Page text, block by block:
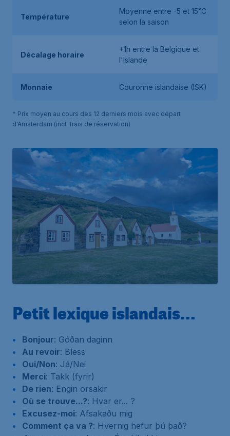
Température
Moyenne entre -5 et 15˚C
selon la saison
Décalage horaire
+1h entre la Belgique et
l'Islande
Monnaie Couronne islandaise (ISK)
* Prix moyen au cours des 12 derniers mois avec départ
d'Amsterdam (incl. frais de réservation)
Petit lexique islandais...
Bonjour: Góðan daginn
Au revoir: Bless
Oui/Non: Já/Nei
Merci: Takk (fyrir)
De rien: Engin orsakir
Où se trouve...?: Hvar er... ?
Excusez-moi: Afsakaðu mig
Comment ça va ?: Hvernig hefur þú það?